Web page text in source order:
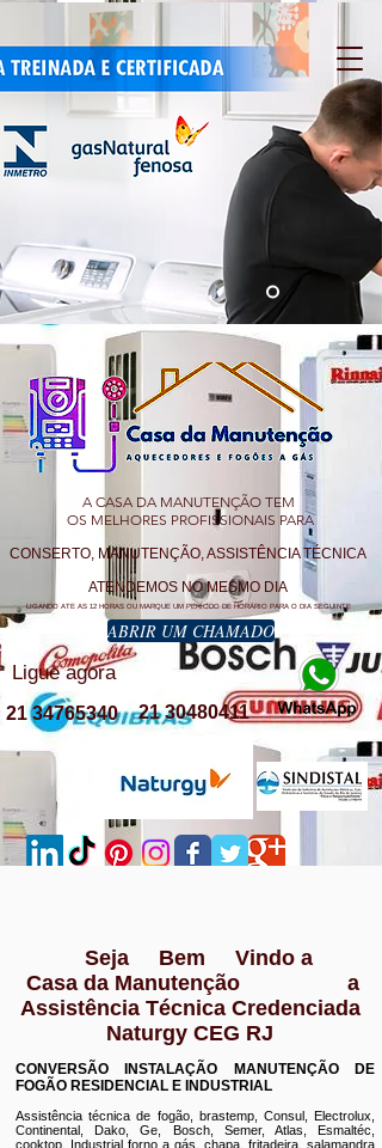
A CASA DA MANUTENÇÃO TEM
OS MELHORES PROFISSIONAIS PARA
CONSERTO, MANUTENÇÃO, ASSISTÊNCIA TÉCNICA
ATENDEMOS NO MESMO DIA
LIGANDO ATE AS 12 HORAS OU MARQUE UM PERÍODO DE HORÁRIO PARA O DIA SEGUINTE
ABRIR UM CHAMADO
Ligue agora
21 30480411
21 34765340
Seja Bem Vindo a
Casa da Manutenção a
Assistência Técnica Credenciada
Naturgy CEG RJ
CONVERSÃO INSTALAÇÃO MANUTENÇÃO DE
FOGÃO RESIDENCIAL E INDUSTRIAL
Assistência técnica de fogão, brastemp, Consul, Electrolux,
Continental, Dako, Ge, Bosch, Semer, Atlas, Esmaltéc,
cooktop, Industrial forno a gás, chapa, fritadeira, salamandra